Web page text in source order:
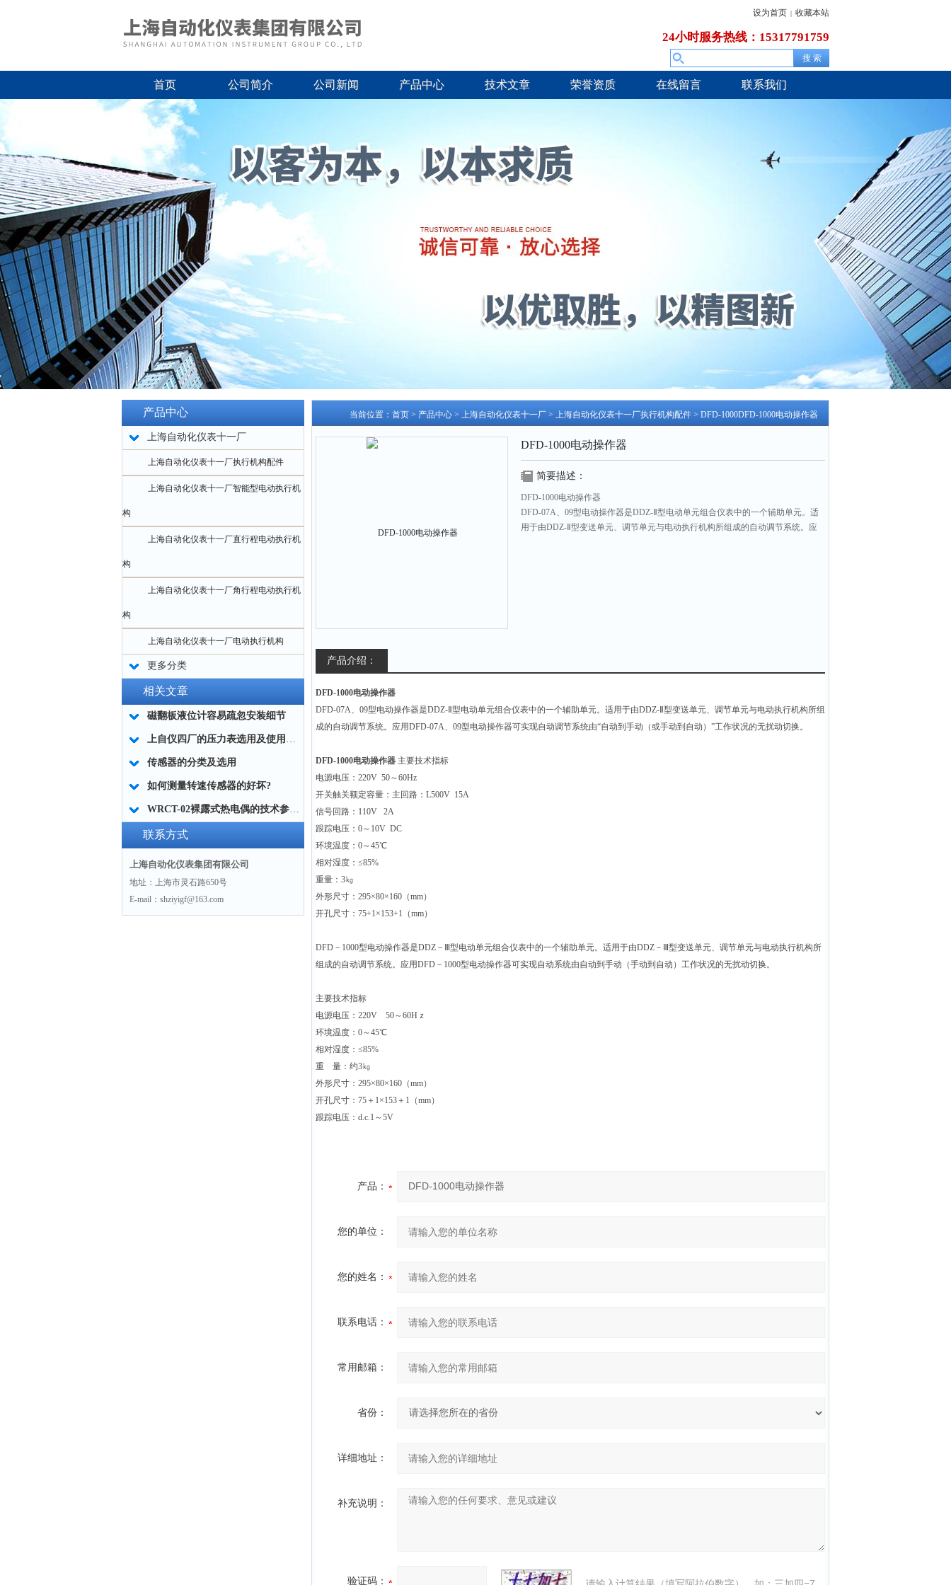
设为首页 | 收藏本站
24小时服务热线：15317791759
首页 公司简介 公司新闻 产品中心 技术文章 荣誉资质 在线留言 联系我们
产品中心
上海自动化仪表十一厂
上海自动化仪表十一厂执行机构配件
上海自动化仪表十一厂智能型电动执行机
构
上海自动化仪表十一厂直行程电动执行机
构
上海自动化仪表十一厂角行程电动执行机
构
上海自动化仪表十一厂电动执行机构
更多分类
相关文章
磁翻板液位计容易疏忽安装细节
上自仪四厂的压力表选用及使用中的留意事项
传感器的分类及选用
如何测量转速传感器的好坏?
WRCT-02裸露式热电偶的技术参数与工作原理
联系方式
上海自动化仪表集团有限公司
地址：上海市灵石路650号
E-mail：shziyigf@163.com
当前位置： 首页 > 产品中心 > 上海自动化仪表十一厂 > 上海自动化仪表十一厂执行机构配件 > DFD-1000DFD-1000电动操作器
DFD-1000电动操作器
简要描述：
DFD-1000电动操作器
DFD-07A、09型电动操作器是DDZ-Ⅱ型电动单元组合仪表中的一个辅助单元。适
用于由DDZ-Ⅱ型变送单元、调节单元与电动执行机构所组成的自动调节系统。应
产品介绍：
DFD-1000电动操作器
DFD-07A、09型电动操作器是DDZ-Ⅱ型电动单元组合仪表中的一个辅助单元。适用于由DDZ-Ⅱ型变送单元、调节单元与电动执行机构所组
成的自动调节系统。应用DFD-07A、09型电动操作器可实现自动调节系统由“自动到手动（或手动到自动）”工作状况的无扰动切换。
DFD-1000电动操作器 主要技术指标
电源电压：220V 50～60Hz
开关触关额定容量：主回路：L500V 15A
信号回路：110V 2A
跟踪电压：0～10V DC
环境温度：0～45℃
相对湿度：≤85%
重量：3㎏
外形尺寸：295×80×160（mm）
开孔尺寸：75+1×153+1（mm）
DFD －1000型电动操作器是DDZ－Ⅲ型电动单元组合仪表中的一个辅助单元。适用于由DDZ－Ⅲ型变送单元、调节单元与电动执行机构所
组成的自动调节系统。应用DFD－1000型电动操作器可实现自动系统由自动到手动（手动到自动）工作状况的无扰动切换。
主要技术指标
电源电压：220V 50～60Hｚ
环境温度：0～45℃
相对湿度：≤85%
重 量：约3㎏
外形尺寸：295×80×160（mm）
开孔尺寸：75＋1×153＋1（mm）
跟踪电压：d.c.1～5V
产品：
您的单位：
您的姓名：
联系电话：
常用邮箱：
省份：
详细地址：
补充说明：
验证码：